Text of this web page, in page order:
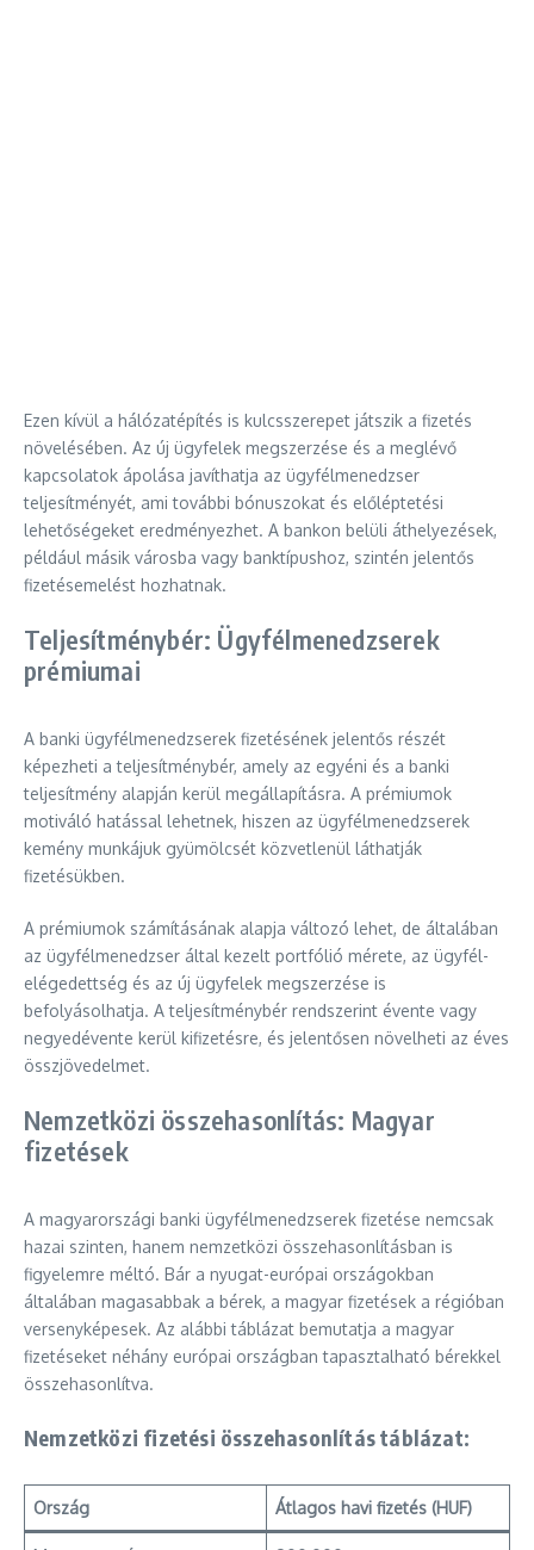
Ezen kívül a hálózatépítés is kulcsszerepet játszik a fizetés
növelésében. Az új ügyfelek megszerzése és a meglévő
kapcsolatok ápolása javíthatja az ügyfélmenedzser
teljesítményét, ami további bónuszokat és előléptetési
lehetőségeket eredményezhet. A bankon belüli áthelyezések,
például másik városba vagy banktípushoz, szintén jelentős
fizetésemelést hozhatnak.
Teljesítménybér: Ügyfélmenedzserek
prémiumai
A banki ügyfélmenedzserek fizetésének jelentős részét
képezheti a teljesítménybér, amely az egyéni és a banki
teljesítmény alapján kerül megállapításra. A prémiumok
motiváló hatással lehetnek, hiszen az ügyfélmenedzserek
kemény munkájuk gyümölcsét közvetlenül láthatják
fizetésükben.
A prémiumok számításának alapja változó lehet, de általában
az ügyfélmenedzser által kezelt portfólió mérete, az ügyfél-
elégedettség és az új ügyfelek megszerzése is
befolyásolhatja. A teljesítménybér rendszerint évente vagy
negyedévente kerül kifizetésre, és jelentősen növelheti az éves
összjövedelmet.
Nemzetközi összehasonlítás: Magyar
fizetések
A magyarországi banki ügyfélmenedzserek fizetése nemcsak
hazai szinten, hanem nemzetközi összehasonlításban is
figyelemre méltó. Bár a nyugat-európai országokban
általában magasabbak a bérek, a magyar fizetések a régióban
versenyképesek. Az alábbi táblázat bemutatja a magyar
fizetéseket néhány európai országban tapasztalható bérekkel
összehasonlítva.
Nemzetközi fizetési összehasonlítás táblázat:
Ország Átlagos havi fizetés (HUF)